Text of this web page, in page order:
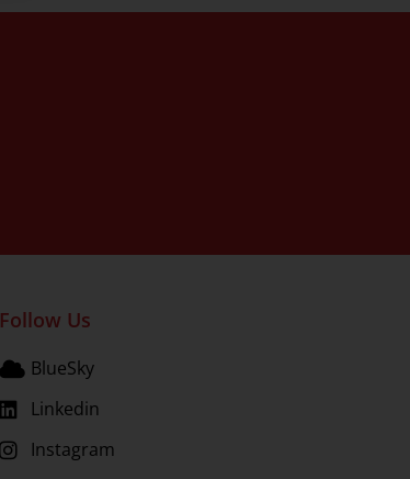
Follow Us
BlueSky
Linkedin
Instagram